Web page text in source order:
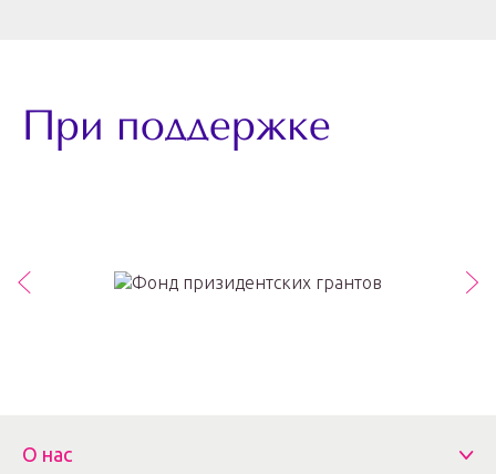
При поддержке
О нас